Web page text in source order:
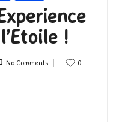
!
No Comments 0